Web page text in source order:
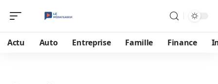
Actu Auto Entreprise Famille Finance